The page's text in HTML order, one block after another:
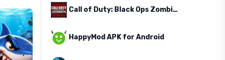
Call of Duty: Black Ops Zombies APK for Android
HappyMod APK for Android